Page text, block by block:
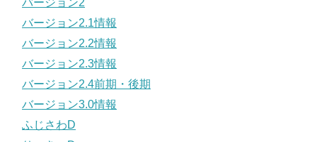
バージョン2.1情報
バージョン2.2情報
バージョン2.3情報
バージョン2.4前期・後期
バージョン3.0情報
ふじさわD